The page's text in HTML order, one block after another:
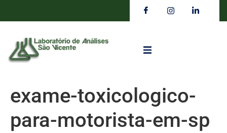
exame-toxicologico-
para-motorista-em-sp